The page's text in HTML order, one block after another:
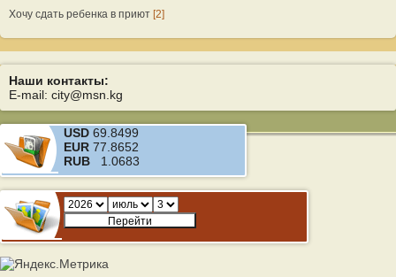
Хочу сдать ребенка в приют [2]
Наши контакты:
E-mail: city@msn.kg
USD 69.8499
EUR 77.8652
RUB 1.0683